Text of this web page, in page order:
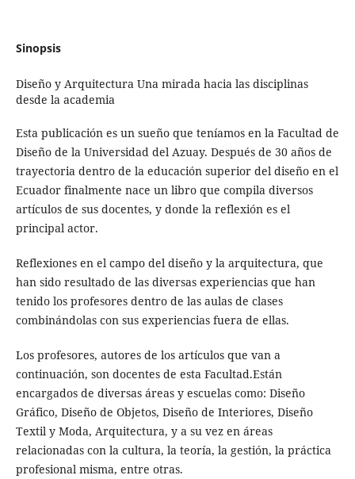
Sinopsis
Diseño y Arquitectura Una mirada hacia las disciplinas
desde la academia
Esta publicación es un sueño que teníamos en la Facultad de
Diseño de la Universidad del Azuay. Después de 30 años de
trayectoria dentro de la educación superior del diseño en el
Ecuador finalmente nace un libro que compila diversos
artículos de sus docentes, y donde la reflexión es el
principal actor.
Reflexiones en el campo del diseño y la arquitectura, que
han sido resultado de las diversas experiencias que han
tenido los profesores dentro de las aulas de clases
combinándolas con sus experiencias fuera de ellas.
Los profesores, autores de los artículos que van a
continuación, son docentes de esta Facultad.Están
encargados de diversas áreas y escuelas como: Diseño
Gráfico, Diseño de Objetos, Diseño de Interiores, Diseño
Textil y Moda, Arquitectura, y a su vez en áreas
relacionadas con la cultura, la teoría, la gestión, la práctica
profesional misma, entre otras.